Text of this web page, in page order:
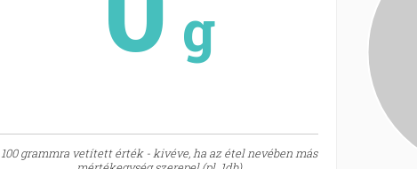
g
100 grammra vetített érték - kivéve, ha az étel nevében más